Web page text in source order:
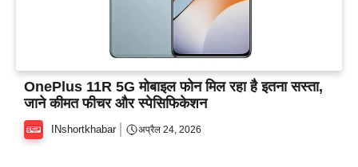
OnePlus 11R 5G मोबाइल फोन मिल रहा है इतना सस्ता,
जाने कीमत फीचर और स्पेसिफिकेशन
INshortkhabar अप्रैल 24, 2026